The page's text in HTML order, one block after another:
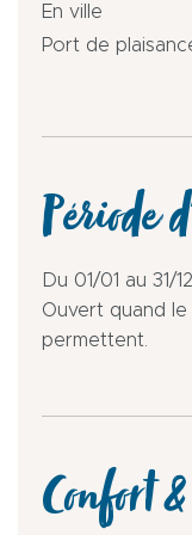
En ville
Port de
Période
Du 01/01 au 31/
Ouvert quand
permettent.
Confort